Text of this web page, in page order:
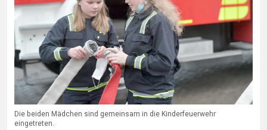
Die beiden Mädchen sind gemeinsam in die Kinderfeuerwehr
eingetreten.